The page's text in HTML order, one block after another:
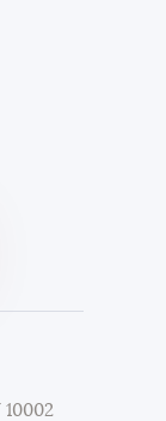
10002